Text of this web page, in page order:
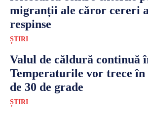
migranții ale căror cereri
respinse
ȘTIRI
Valul de căldură continuă
Temperaturile vor trece în
de 30 de grade
ȘTIRI